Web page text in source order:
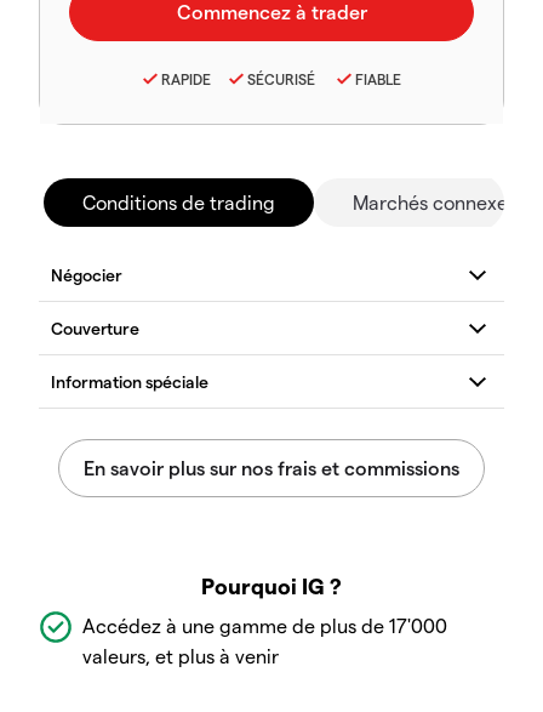
RAPIDE SÉCURISÉ FIABLE
Conditions de trading Marchés connexes
Pourquoi IG ?
Accédez à une gamme de plus de 17'000
valeurs, et plus à venir